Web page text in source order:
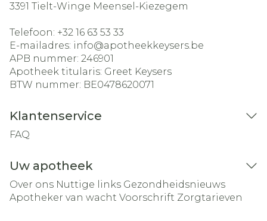
3391 Tielt-Winge Meensel-Kiezegem
Telefoon: +32 16 63 53 33
E-mailadres: info@apotheekkeysers.be
APB nummer: 246901
Apotheek titularis: Greet Keysers
BTW nummer: BE0478620071
Klantenservice
FAQ
Uw apotheek
Over ons Nuttige links Gezondheidsnieuws
Apotheker van wacht Voorschrift Zorgtarieven